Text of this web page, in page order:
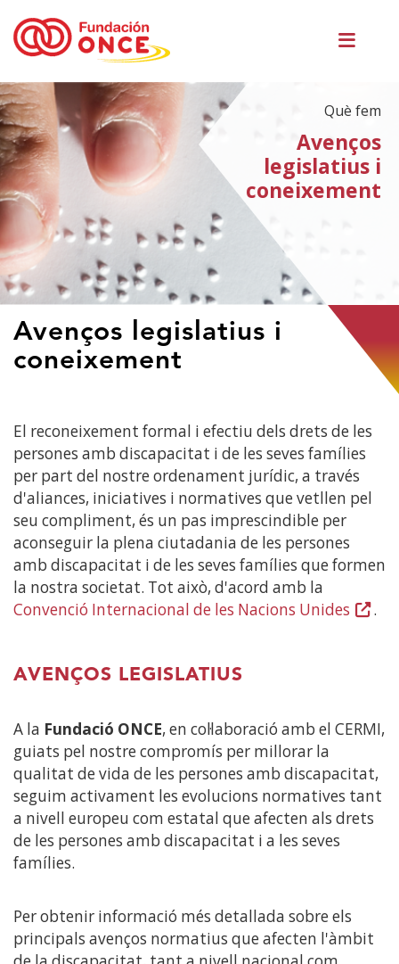
Què fem
Avenços
legislatius i
coneixement
Ets
contingut
Avenços legislatius i
coneixement
El reconeixement formal i efectiu dels drets de les
persones amb discapacitat i de les seves famílies
per part del nostre ordenament jurídic, a través
d'aliances, iniciatives i normatives que vetllen pel
seu compliment, és un pas imprescindible per
aconseguir la plena ciutadania de les persones
amb discapacitat i de les seves famílies que formen
la nostra societat. Tot això, d'acord amb la
Convenció Internacional de les Nacions Unides (Obre
.
AVENÇOS LEGISLATIUS
A la Fundació ONCE, en col·laboració amb el CERMI,
guiats pel nostre compromís per millorar la
qualitat de vida de les persones amb discapacitat,
seguim activament les evolucions normatives tant
a nivell europeu com estatal que afecten als drets
de les persones amb discapacitat i a les seves
famílies.
Per obtenir informació més detallada sobre els
principals avenços normatius que afecten l'àmbit